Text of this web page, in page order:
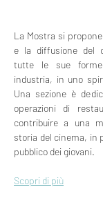
La Mostra si
e la diffusione del
tutte le sue
industria, in uno
Una sezione è
operazioni di
contribuire a una
storia del cinema, in
pubblico dei giovani.
Scopri di più